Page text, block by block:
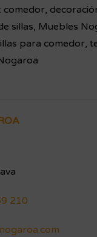
comedor,
sillas, Muebles
para comedor,
210